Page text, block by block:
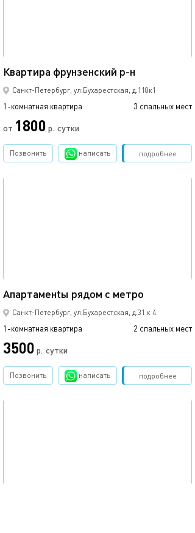
Квартира фрунзенский р-н
Санкт-Петербург, ул.Бухарестская, д.118к1
1-комнатная квартира 3 спальных мест
от 1800 р. сутки
подробнее
Позвонить написать Забронировать
Апартaмeнtы рядом с метро
Санкт-Петербург, ул.Бухарестская, д.31 к 4
1-комнатная квартира 2 спальных мест
3500 р. сутки
подробнее
Позвонить написать Забронировать